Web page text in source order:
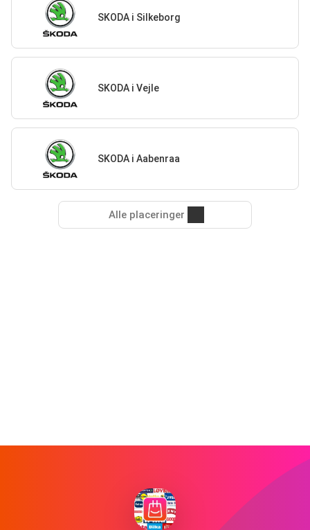
SKODA i Silkeborg
SKODA i Vejle
SKODA i Aabenraa
Alle placeringer